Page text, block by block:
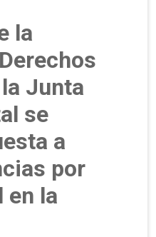
la
Junta
se
a
por
en la